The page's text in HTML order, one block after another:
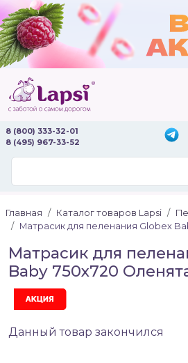
8 (800) 333-32-01
8 (495) 967-33-52
Главная Каталог товаров Lapsi
Матрасик для пеленания Globex
Матрасик для
Baby 750х720
Данный товар закончился